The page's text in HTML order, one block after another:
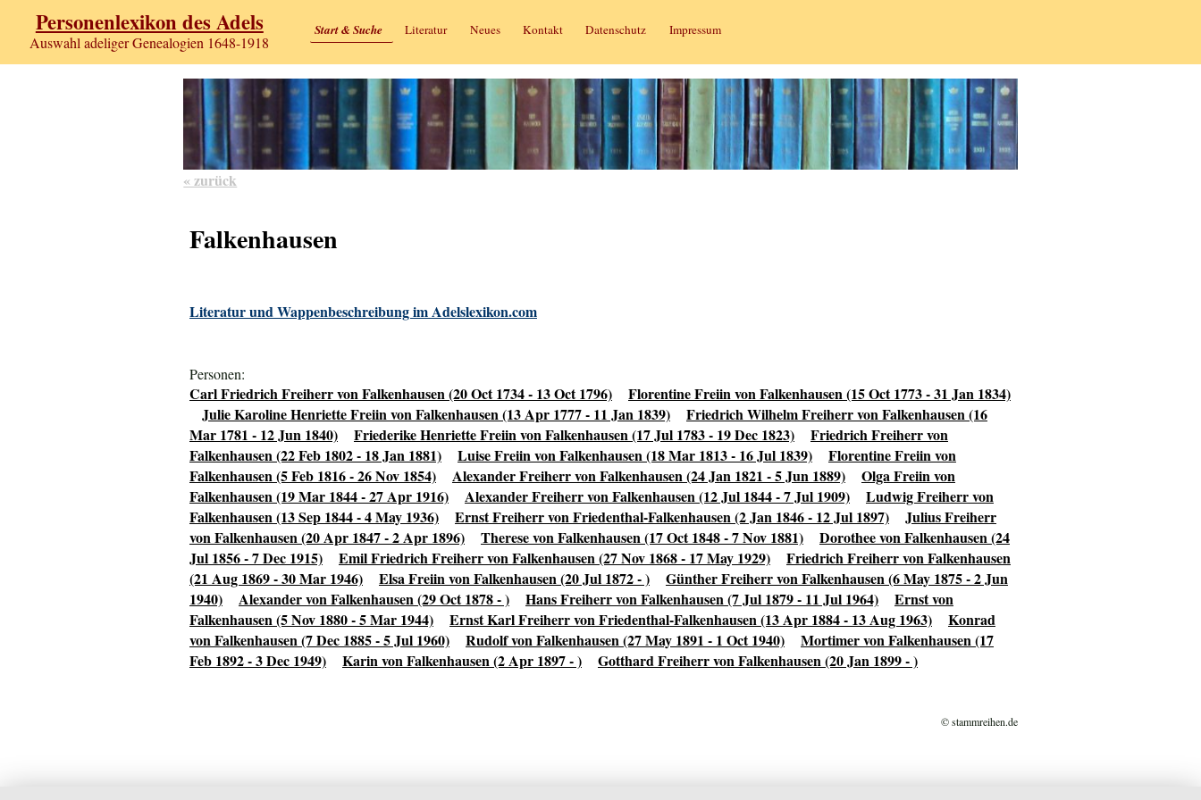
Personenlexikon des Adels
Auswahl adeliger Genealogien 1648-1918
Start & Suche Literatur Neues Kontakt Datenschutz Impressum
« zurück
Falkenhausen
Literatur und Wappenbeschreibung im Adelslexikon.com
Personen:
Carl Friedrich Freiherr von Falkenhausen (20 Oct 1734 - 13 Oct 1796)
Florentine Freiin von Falkenhausen (15 Oct 1773 - 31 Jan 1834)
Julie Karoline Henriette Freiin von Falkenhausen (13 Apr 1777 - 11 Jan 1839)
Friedrich Wilhelm Freiherr von Falkenhausen (16
Mar 1781 - 12 Jun 1840)
Friederike Henriette Freiin von Falkenhausen (17 Jul 1783 - 19 Dec 1823)
Friedrich Freiherr von
Falkenhausen (22 Feb 1802 - 18 Jan 1881)
Luise Freiin von Falkenhausen (18 Mar 1813 - 16 Jul 1839)
Florentine Freiin von
Falkenhausen (5 Feb 1816 - 26 Nov 1854)
Alexander Freiherr von Falkenhausen (24 Jan 1821 - 5 Jun 1889)
Olga Freiin von
Falkenhausen (19 Mar 1844 - 27 Apr 1916)
Alexander Freiherr von Falkenhausen (12 Jul 1844 - 7 Jul 1909)
Ludwig Freiherr von
Falkenhausen (13 Sep 1844 - 4 May 1936)
Ernst Freiherr von Friedenthal-Falkenhausen (2 Jan 1846 - 12 Jul 1897)
Julius Freiherr
von Falkenhausen (20 Apr 1847 - 2 Apr 1896)
Therese von Falkenhausen (17 Oct 1848 - 7 Nov 1881)
Dorothee von Falkenhausen (24
Jul 1856 - 7 Dec 1915)
Emil Friedrich Freiherr von Falkenhausen (27 Nov 1868 - 17 May 1929)
Friedrich Freiherr von Falkenhausen
(21 Aug 1869 - 30 Mar 1946)
Elsa Freiin von Falkenhausen (20 Jul 1872 - )
Günther Freiherr von Falkenhausen (6 May 1875 - 2 Jun
1940)
Alexander von Falkenhausen (29 Oct 1878 - ) Hans Freiherr von Falkenhausen (7 Jul 1879 - 11 Jul 1964)
Ernst von
Falkenhausen (5 Nov 1880 - 5 Mar 1944)
Ernst Karl Freiherr von Friedenthal-Falkenhausen (13 Apr 1884 - 13 Aug 1963)
Konrad
von Falkenhausen (7 Dec 1885 - 5 Jul 1960)
Rudolf von Falkenhausen (27 May 1891 - 1 Oct 1940)
Mortimer von Falkenhausen (17
Feb 1892 - 3 Dec 1949)
Karin von Falkenhausen (2 Apr 1897 - ) Gotthard Freiherr von Falkenhausen (20 Jan 1899 - )
© stammreihen.de